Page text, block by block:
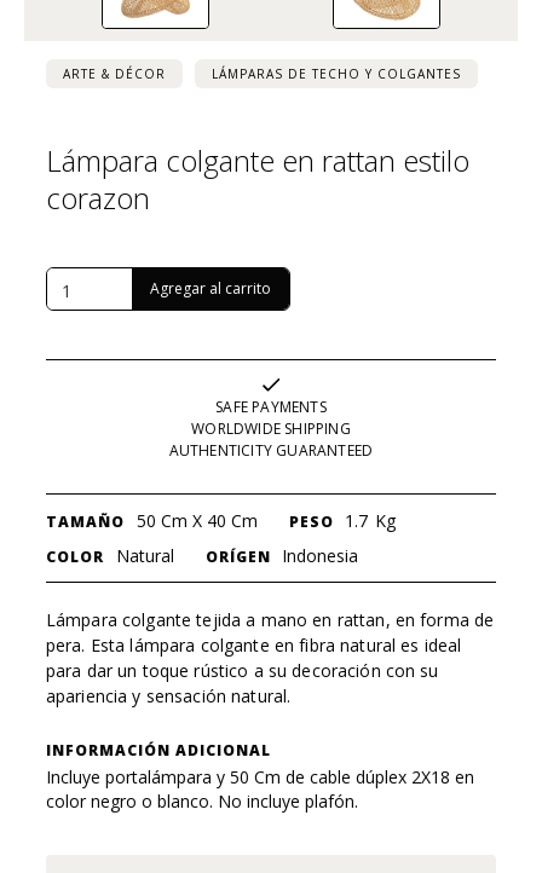
ARTE & DÉCOR LÁMPARAS DE TECHO Y COLGANTES
Lámpara colgante en rattan estilo
corazon
SAFE PAYMENTS
WORLDWIDE SHIPPING
AUTHENTICITY GUARANTEED
TAMAÑO 50 Cm X 40 Cm PESO 1.7 Kg
COLOR Natural ORÍGEN Indonesia
Lámpara colgante tejida a mano en rattan, en forma de
pera. Esta lámpara colgante en fibra natural es ideal
para dar un toque rústico a su decoración con su
apariencia y sensación natural.
INFORMACIÓN ADICIONAL
Incluye portalámpara y 50 Cm de cable dúplex 2X18 en
color negro o blanco. No incluye plafón.